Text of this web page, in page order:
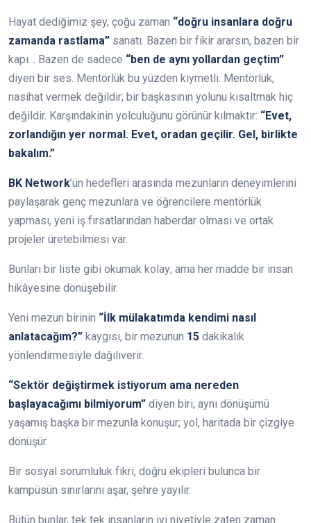
Hayat dediğimiz şey, çoğu zaman “doğru insanlara doğru
zamanda rastlama” sanatı. Bazen bir fikir ararsın, bazen bir
kapı… Bazen de sadece “ben de aynı yollardan geçtim”
diyen bir ses. Mentörlük bu yüzden kıymetli. Mentörlük,
nasihat vermek değildir; bir başkasının yolunu kısaltmak hiç
değildir. Karşındakinin yolculuğunu görünür kılmaktır: “Evet,
zorlandığın yer normal. Evet, oradan geçilir. Gel, birlikte
bakalım.”
BK Network’ün hedefleri arasında mezunların deneyimlerini
paylaşarak genç mezunlara ve öğrencilere mentörlük
yapması, yeni iş fırsatlarından haberdar olması ve ortak
projeler üretebilmesi var.
Bunları bir liste gibi okumak kolay; ama her madde bir insan
hikâyesine dönüşebilir.
Yeni mezun birinin “İlk mülakatımda kendimi nasıl
anlatacağım?” kaygısı, bir mezunun 15 dakikalık
yönlendirmesiyle dağılıverir.
“Sektör değiştirmek istiyorum ama nereden
başlayacağımı bilmiyorum” diyen biri, aynı dönüşümü
yaşamış başka bir mezunla konuşur; yol, haritada bir çizgiye
dönüşür.
Bir sosyal sorumluluk fikri, doğru ekipleri bulunca bir
kampüsün sınırlarını aşar, şehre yayılır.
Bütün bunlar, tek tek insanların iyi niyetiyle zaten zaman